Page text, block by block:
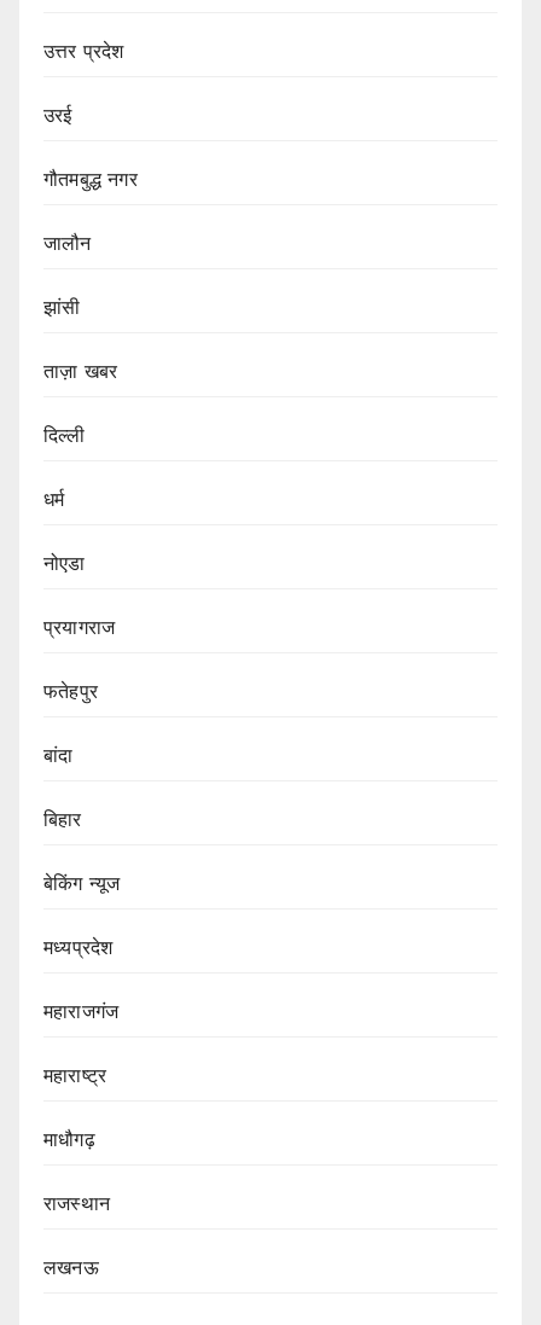
उत्तर प्रदेश
उरई
गौतमबुद्ध नगर
जालौन
झांसी
ताज़ा खबर
दिल्ली
धर्म
नोएडा
प्रयागराज
फतेहपुर
बांदा
बिहार
बेकिंग न्यूज
मध्यप्रदेश
महाराजगंज
महाराष्ट्र
माधौगढ़
राजस्थान
लखनऊ